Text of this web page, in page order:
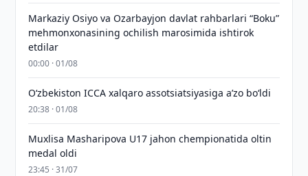
Markaziy Osiyo va Ozarbayjon davlat rahbarlari “Boku”
mehmonxonasining ochilish marosimida ishtirok
etdilar
00:00 · 01/08
O‘zbekiston ICCA xalqaro assotsiatsiyasiga aʼzo bo‘ldi
20:38 · 01/08
Muxlisa Masharipova U17 jahon chempionatida oltin
medal oldi
23:45 · 31/07